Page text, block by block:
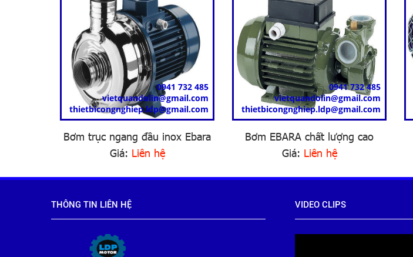
0941 732 485
vietquandolin@gmail.com
thietbicongnghiep.ldp@gmail.com
Bơm trục ngang đầu inox Ebara
Giá: Liên hệ
0941 732 485
vietquandolin@gmail.com
thietbicongnghiep.ldp@gmail.com
Bơm EBARA chất lượng cao
Giá: Liên hệ
THÔNG TIN LIÊN HỆ VIDEO CLIPS